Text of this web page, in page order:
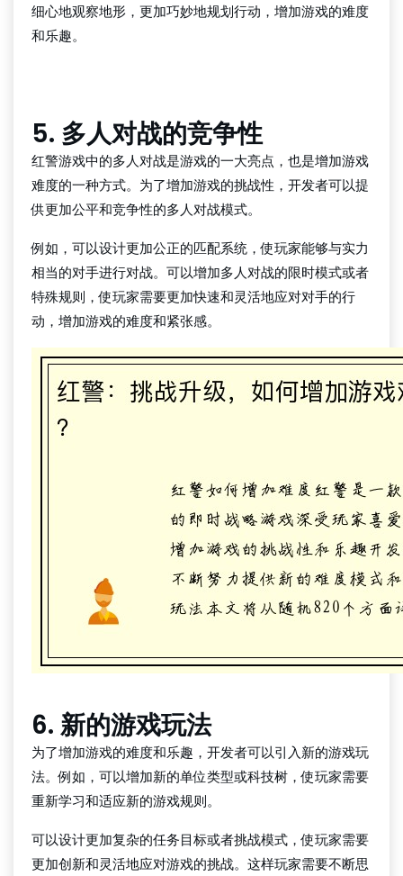
细心地观察地形，更加巧妙地规划行动，增加游戏的难度
和乐趣。
5. 多人对战的竞争性
红警游戏中的多人对战是游戏的一大亮点，也是增加游戏
难度的一种方式。为了增加游戏的挑战性，开发者可以提
供更加公平和竞争性的多人对战模式。
例如，可以设计更加公正的匹配系统，使玩家能够与实力
相当的对手进行对战。可以增加多人对战的限时模式或者
特殊规则，使玩家需要更加快速和灵活地应对对手的行
动，增加游戏的难度和紧张感。
6. 新的游戏玩法
为了增加游戏的难度和乐趣，开发者可以引入新的游戏玩
法。例如，可以增加新的单位类型或科技树，使玩家需要
重新学习和适应新的游戏规则。
可以设计更加复杂的任务目标或者挑战模式，使玩家需要
更加创新和灵活地应对游戏的挑战。这样玩家需要不断思